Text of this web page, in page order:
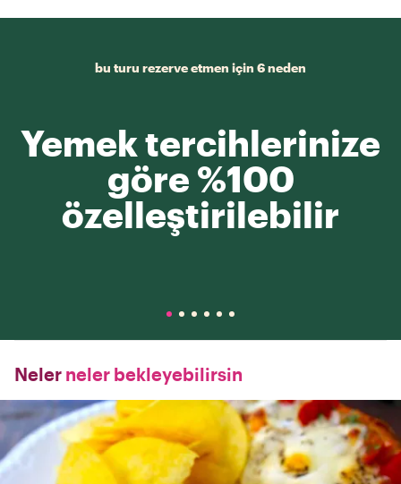
bu turu rezerve etmen için 6 neden
Yemek tercihlerinize
göre %100
özelleştirilebilir
Neler neler bekleyebilirsin